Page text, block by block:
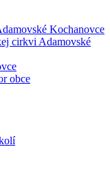
Kochanovce
cirkvi Adamovské
obce